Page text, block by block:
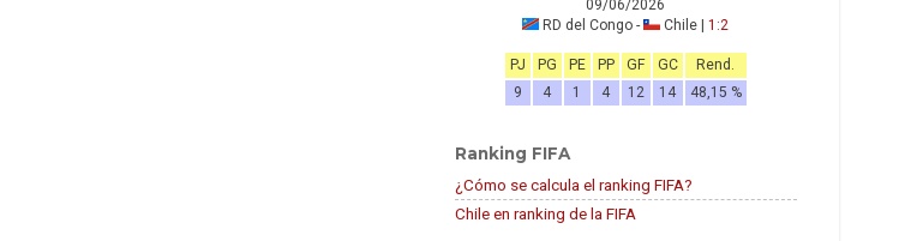
09/06/2026
RD del Congo -
Chile | 1:2
PJ PG PE PP GF GC
Rend.
9
4 1 4 12 14 48,15 %
Ranking FIFA
¿Cómo se calcula el ranking FIFA?
Chile en ranking de la FIFA